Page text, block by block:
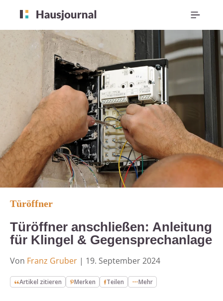
Türöffner
Türöffner anschließen: Anleitung
für Klingel & Gegensprechanlage
Von Franz Gruber | 19. September 2024
Artikel zitieren Merken Teilen Mehr